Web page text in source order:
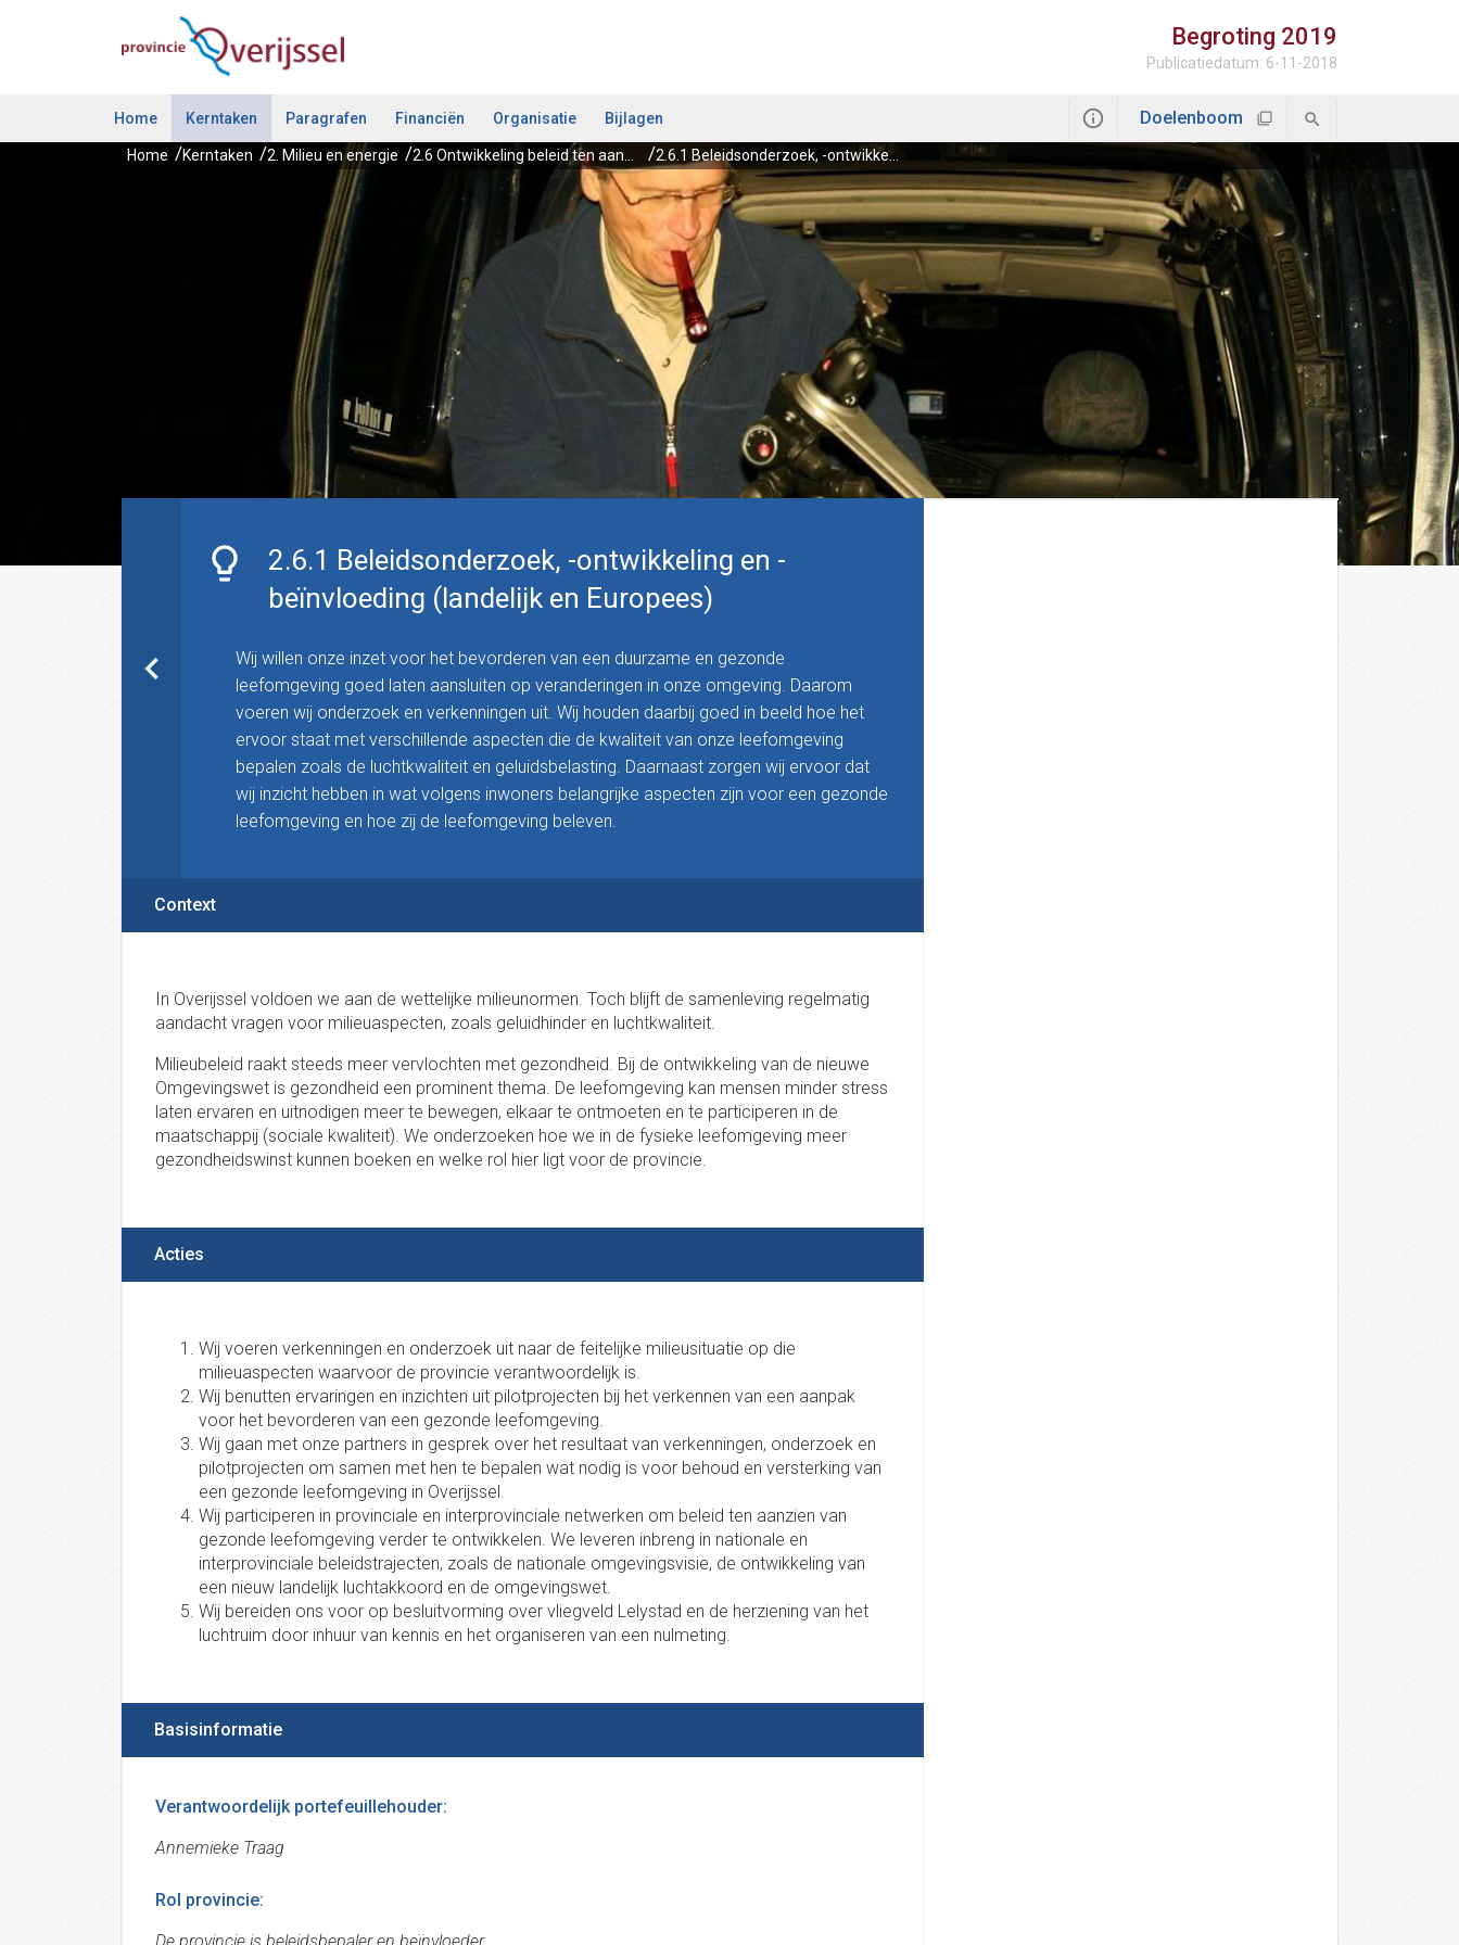
Ga naar de inhoud van deze pagina.
Begroting 2019
Publicatiedatum: 6-11-2018
Home Kerntaken Paragrafen Financiën Organisatie Bijlagen Doelenboom
Home Kerntaken 2. Milieu en energie
2.6.1 Beleidsonderzoek, -ontwikkeling en -
beïnvloeding (landelijk en Europees)
Wij willen onze inzet voor het bevorderen van een duurzame en gezonde
leefomgeving goed laten aansluiten op veranderingen in onze omgeving. Daarom
voeren wij onderzoek en verkenningen uit. Wij houden daarbij goed in beeld hoe het
ervoor staat met verschillende aspecten die de kwaliteit van onze leefomgeving
bepalen zoals de luchtkwaliteit en geluidsbelasting. Daarnaast zorgen wij ervoor dat
wij inzicht hebben in wat volgens inwoners belangrijke aspecten zijn voor een gezonde
leefomgeving en hoe zij de leefomgeving beleven.
Context
In Overijssel voldoen we aan de wettelijke milieunormen. Toch blijft de samenleving regelmatig
aandacht vragen voor milieuaspecten, zoals geluidhinder en luchtkwaliteit.
Milieubeleid raakt steeds meer vervlochten met gezondheid. Bij de ontwikkeling van de nieuwe
Omgevingswet is gezondheid een prominent thema. De leefomgeving kan mensen minder stress
laten ervaren en uitnodigen meer te bewegen, elkaar te ontmoeten en te participeren in de
maatschappij (sociale kwaliteit). We onderzoeken hoe we in de fysieke leefomgeving meer
gezondheidswinst kunnen boeken en welke rol hier ligt voor de provincie.
Acties
Wij voeren verkenningen en onderzoek uit naar de feitelijke milieusituatie op die
milieuaspecten waarvoor de provincie verantwoordelijk is.
Wij benutten ervaringen en inzichten uit pilotprojecten bij het verkennen van een aanpak
voor het bevorderen van een gezonde leefomgeving.
Wij gaan met onze partners in gesprek over het resultaat van verkenningen, onderzoek en
pilotprojecten om samen met hen te bepalen wat nodig is voor behoud en versterking van
een gezonde leefomgeving in Overijssel.
Wij participeren in provinciale en interprovinciale netwerken om beleid ten aanzien van
gezonde leefomgeving verder te ontwikkelen. We leveren inbreng in nationale en
interprovinciale beleidstrajecten, zoals de nationale omgevingsvisie, de ontwikkeling van
een nieuw landelijk luchtakkoord en de omgevingswet.
Wij bereiden ons voor op besluitvorming over vliegveld Lelystad en de herziening van het
luchtruim door inhuur van kennis en het organiseren van een nulmeting.
Basisinformatie
Verantwoordelijk portefeuillehouder:
Annemieke Traag
Rol provincie: